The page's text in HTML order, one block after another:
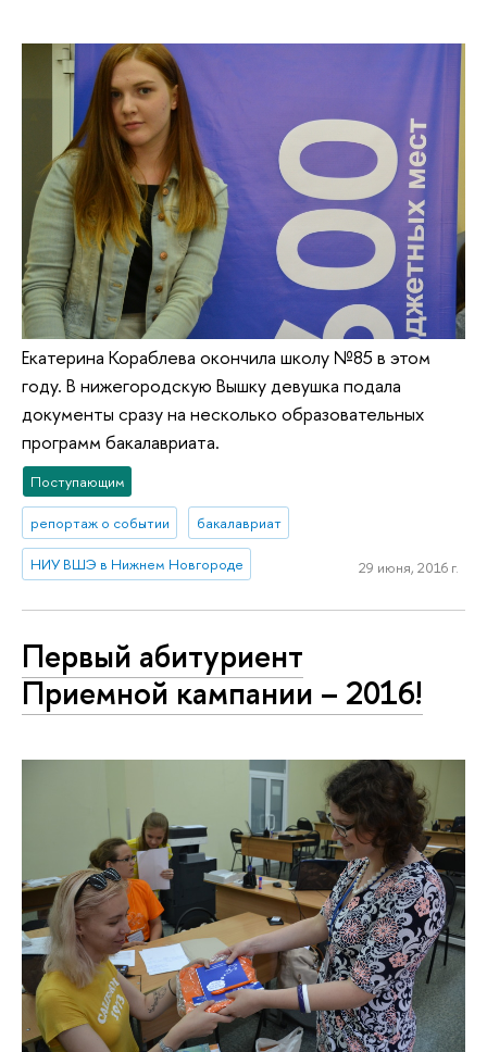
Екатерина Кораблева окончила школу №85 в этом
году. В нижегородскую Вышку девушка подала
документы сразу на несколько образовательных
программ бакалавриата.
Поступающим
репортаж о событии бакалавриат
НИУ ВШЭ в Нижнем Новгороде 29 июня, 2016 г.
Первый абитуриент
Приемной кампании – 2016!